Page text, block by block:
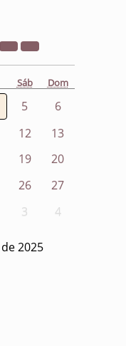
Sáb Dom
5
6
12
13
19
20
26
27
3 4
2025